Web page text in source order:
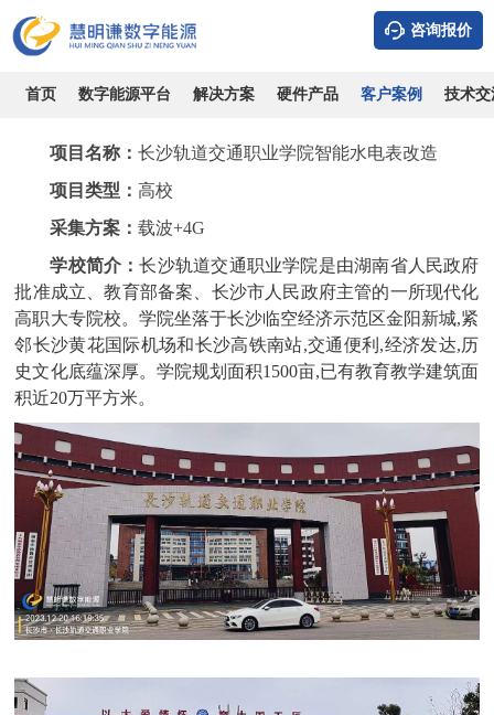
咨询报价
首页 数字能源平台 解决方案 硬件产品 客户案例 技术交
长沙轨道交通职业学院智能水电表改造
时间：2026-08-10 浏览：9041 作者：admin
项目名称：长沙轨道交通职业学院智能水电表改造
项目类型 ：高校
采集方案：载波+4G
学校简介：长沙轨道交通职业学院是由湖南省人民政府
批准成立、教育部备案、长沙市人民政府主管的一所现代化
高职大专院校。学院坐落于长沙临空经济示范区金阳新城,紧
邻长沙黄花国际机场和长沙高铁南站,交通便利,经济发达,历
史文化底蕴深厚。学院规划面积1500亩,已有教育教学建筑面
积近20万平方米。